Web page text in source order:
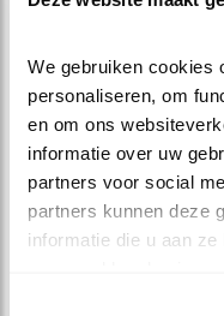
We gebruiken cookies
personaliseren, om
en om ons
informatie over uw
partners voor social
partners kunnen deze
informatie die u aan